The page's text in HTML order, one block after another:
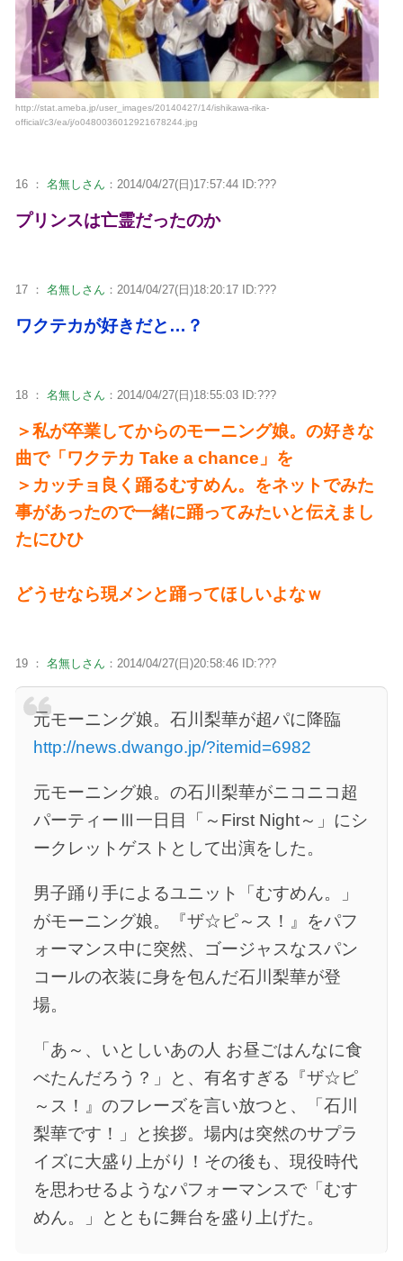
http://stat.ameba.jp/user_images/20140427/14/ishikawa-rika-
official/c3/ea/j/o0480036012921678244.jpg
16 ： 名無しさん ：2014/04/27(日)17:57:44 ID:???
プリンスは亡霊だったのか
17 ： 名無しさん ：2014/04/27(日)18:20:17 ID:???
ワクテカが好きだと…？
18 ： 名無しさん ：2014/04/27(日)18:55:03 ID:???
＞私が卒業してからのモーニング娘。の好きな
曲で「ワクテカ Take a chance」を
＞カッチョ良く踊るむすめん。をネットでみた
事があったので一緒に踊ってみたいと伝えまし
たにひひ
どうせなら現メンと踊ってほしいよなｗ
19 ： 名無しさん ：2014/04/27(日)20:58:46 ID:???
元モーニング娘。石川梨華が超パに降臨
http://news.dwango.jp/?itemid=6982
元モーニング娘。の石川梨華がニコニコ超
パーティーⅢ一日目「～First Night～」にシ
ークレットゲストとして出演をした。
男子踊り手によるユニット「むすめん。」
がモーニング娘。『ザ☆ピ～ス！』をパフ
ォーマンス中に突然、ゴージャスなスパン
コールの衣装に身を包んだ石川梨華が登
場。
「あ～、いとしいあの人 お昼ごはんなに食
べたんだろう？」と、有名すぎる『ザ☆ピ
～ス！』のフレーズを言い放つと、「石川
梨華です！」と挨拶。場内は突然のサプラ
イズに大盛り上がり！その後も、現役時代
を思わせるようなパフォーマンスで「むす
めん。」とともに舞台を盛り上げた。